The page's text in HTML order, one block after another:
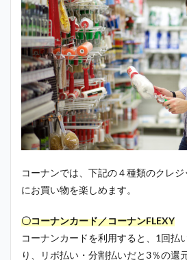
コーナンでは、下記の４種類のクレ
にお買い物を楽しめます。
〇コーナンカード／コーナンFLEXY
コーナンカードを利用すると、1回払
り、リボ払い・分割払いだと3％の還